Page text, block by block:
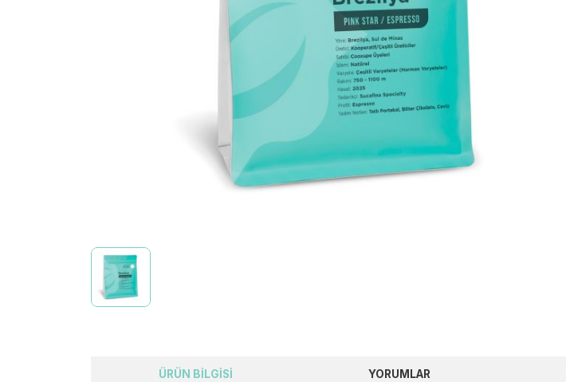
ÜRÜN BILGISI YORUMLAR